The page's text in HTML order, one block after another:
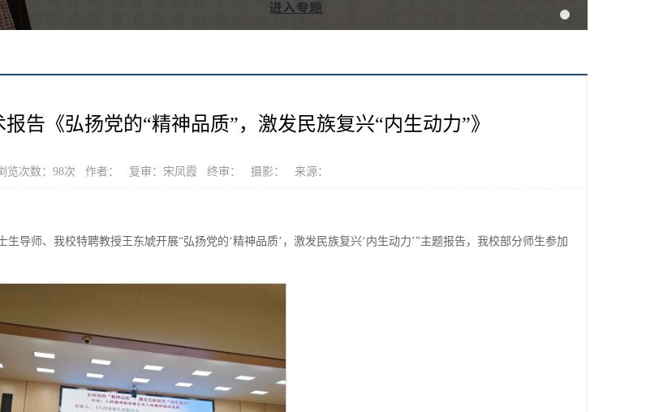
告《弘扬党的“精神品质”，激发民族复兴“内生动力”》
次数： 98次 作者： 复审：宋凤霞 终审： 摄影： 来源：
导师、我校特聘教授王东虓开展“弘扬党的‘精神品质’，激发民族复兴‘内生动力’”主题报告，我校部分师生参加